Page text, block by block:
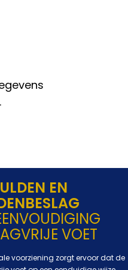
EN
VOET
voorziening zorgt ervoor dat de